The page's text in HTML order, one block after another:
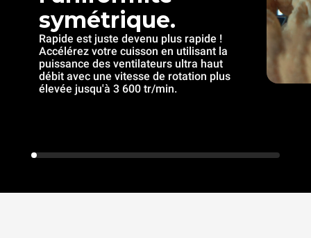
symétrique.
Rapide est juste devenu plus rapide !
Accélérez votre cuisson en utilisant la
puissance des ventilateurs ultra haut
débit avec une vitesse de rotation plus
élevée jusqu'à 3 600 tr/min.